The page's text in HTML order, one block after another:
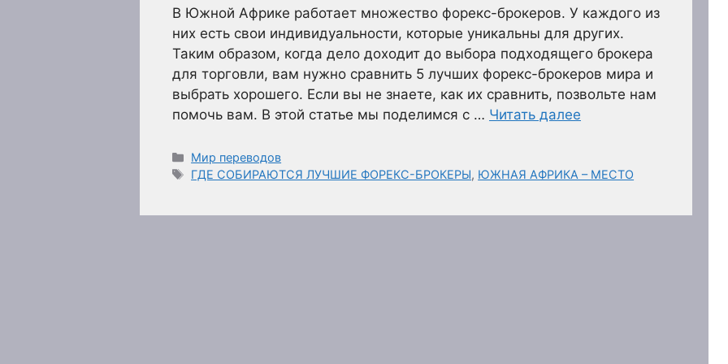
В Южной Африке работает множество форекс-брокеров. У каждого из
них есть свои индивидуальности, которые уникальны для других.
Таким образом, когда дело доходит до выбора подходящего брокера
для торговли, вам нужно сравнить 5 лучших форекс-брокеров мира и
выбрать хорошего. Если вы не знаете, как их сравнить, позвольте нам
помочь вам. В этой статье мы поделимся с … Читать далее
Рубрики
Мир переводов
Метки
ГДЕ СОБИРАЮТСЯ ЛУЧШИЕ ФОРЕКС-БРОКЕРЫ, ЮЖНАЯ АФРИКА – МЕСТО